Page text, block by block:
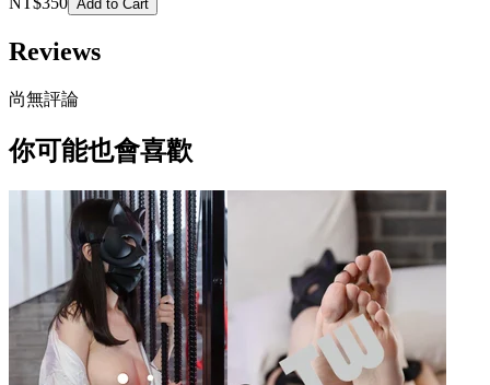
Add to Cart
Reviews
尚無評論
你可能也會喜歡